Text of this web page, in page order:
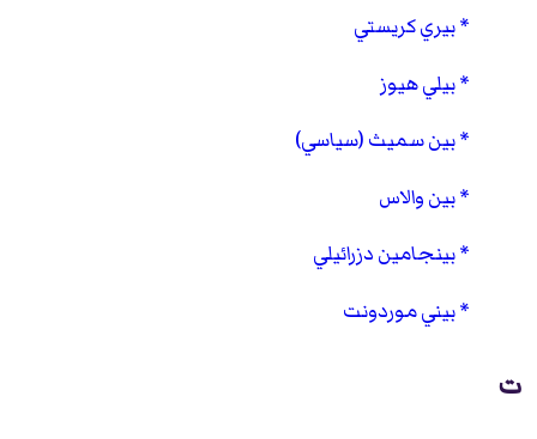
بيري كريستي
بيلي هيوز
بين سميث (سياسي)
بين والاس
بينجامين دزرائيلي
بيني موردونت
ت